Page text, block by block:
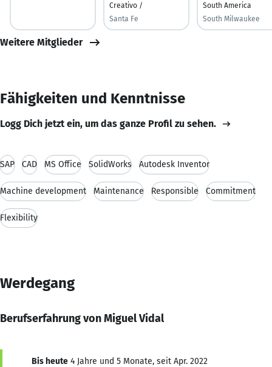
Creativo /
Santa Fe
South America
South Milwaukee
Weitere Mitglieder
Fähigkeiten und Kenntnisse
Logg Dich jetzt ein, um das ganze Profil zu sehen.
SAP CAD MS Office SolidWorks Autodesk Inventor
Machine development Maintenance Responsible Commitment
Flexibility
Werdegang
Berufserfahrung von Miguel Vidal
Bis heute 4 Jahre und 5 Monate, seit Apr. 2022